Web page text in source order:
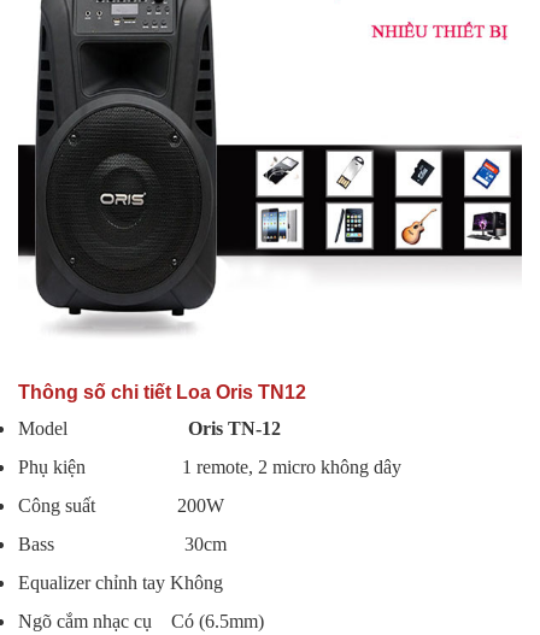
Thông số chi tiết Loa Oris TN12
Model Oris TN-12
Phụ kiện 1 remote, 2 micro không dây
Công suất 200W
Bass 30cm
Equalizer chỉnh tay Không
Ngõ cắm nhạc cụ Có (6.5mm)